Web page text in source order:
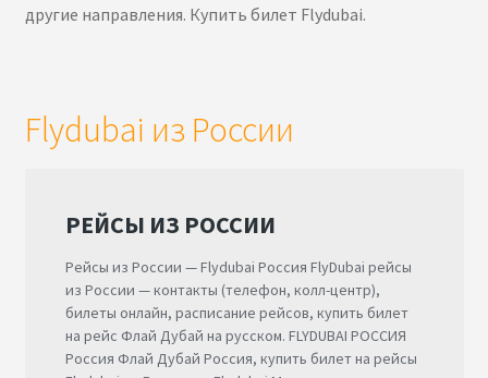
другие направления. Купить билет Flydubai.
Flydubai из России